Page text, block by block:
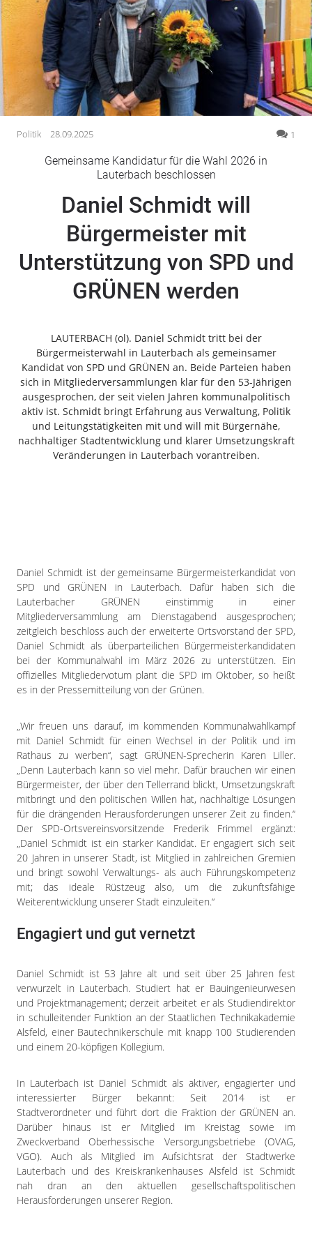
Gesundheit
Kultur
Lifestyle
Wirtschaft
Vogelsberg
Alsfeld
Lauterbach
Romrod
Homberg
Ohm
Schotten
Schlitz
Antrifttal
Gemünden
Grebenau
Grebenhain
Herbstein
Kirtorf
Lautertal
Mücke
Fulda
Gießen
Impressum
Datenschutzerklärung
Politik 28.09.2025 1
Gemeinsame Kandidatur für die Wahl 2026 in
Lauterbach beschlossen
Daniel Schmidt will
Bürgermeister mit
Unterstützung von SPD und
GRÜNEN werden
LAUTERBACH (ol). Daniel Schmidt tritt bei der
Bürgermeisterwahl in Lauterbach als gemeinsamer
Kandidat von SPD und GRÜNEN an. Beide Parteien haben
sich in Mitgliederversammlungen klar für den 53-Jährigen
ausgesprochen, der seit vielen Jahren kommunalpolitisch
aktiv ist. Schmidt bringt Erfahrung aus Verwaltung, Politik
und Leitungstätigkeiten mit und will mit Bürgernähe,
nachhaltiger Stadtentwicklung und klarer Umsetzungskraft
Veränderungen in Lauterbach vorantreiben.
Daniel Schmidt ist der gemeinsame Bürgermeisterkandidat von
SPD und GRÜNEN in Lauterbach. Dafür haben sich die
Lauterbacher GRÜNEN einstimmig in einer
Mitgliederversammlung am Dienstagabend ausgesprochen;
zeitgleich beschloss auch der erweiterte Ortsvorstand der SPD,
Daniel Schmidt als überparteilichen Bürgermeisterkandidaten
bei der Kommunalwahl im März 2026 zu unterstützen. Ein
offizielles Mitgliedervotum plant die SPD im Oktober, so heißt
es in der Pressemitteilung von der Grünen.
„Wir freuen uns darauf, im kommenden Kommunalwahlkampf
mit Daniel Schmidt für einen Wechsel in der Politik und im
Rathaus zu werben“, sagt GRÜNEN-Sprecherin Karen Liller.
„Denn Lauterbach kann so viel mehr. Dafür brauchen wir einen
Bürgermeister, der über den Tellerrand blickt, Umsetzungskraft
mitbringt und den politischen Willen hat, nachhaltige Lösungen
für die drängenden Herausforderungen unserer Zeit zu finden.“
Der SPD-Ortsvereinsvorsitzende Frederik Frimmel ergänzt:
„Daniel Schmidt ist ein starker Kandidat. Er engagiert sich seit
20 Jahren in unserer Stadt, ist Mitglied in zahlreichen Gremien
und bringt sowohl Verwaltungs- als auch Führungskompetenz
mit; das ideale Rüstzeug also, um die zukunftsfähige
Weiterentwicklung unserer Stadt einzuleiten.“
Engagiert und gut vernetzt
Daniel Schmidt ist 53 Jahre alt und seit über 25 Jahren fest
verwurzelt in Lauterbach. Studiert hat er Bauingenieurwesen
und Projektmanagement; derzeit arbeitet er als Studiendirektor
in schulleitender Funktion an der Staatlichen Technikakademie
Alsfeld, einer Bautechnikerschule mit knapp 100 Studierenden
und einem 20-köpfigen Kollegium.
In Lauterbach ist Daniel Schmidt als aktiver, engagierter und
interessierter Bürger bekannt: Seit 2014 ist er
Stadtverordneter und führt dort die Fraktion der GRÜNEN an.
Darüber hinaus ist er Mitglied im Kreistag sowie im
Zweckverband Oberhessische Versorgungsbetriebe (OVAG,
VGO). Auch als Mitglied im Aufsichtsrat der Stadtwerke
Lauterbach und des Kreiskrankenhauses Alsfeld ist Schmidt
nah dran an den aktuellen gesellschaftspolitischen
Herausforderungen unserer Region.